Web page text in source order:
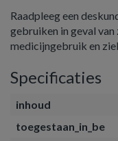
Raadpleeg een
gebruiken in geval
medicijngebruik en
Specificaties
inhoud
toegestaan_in_be